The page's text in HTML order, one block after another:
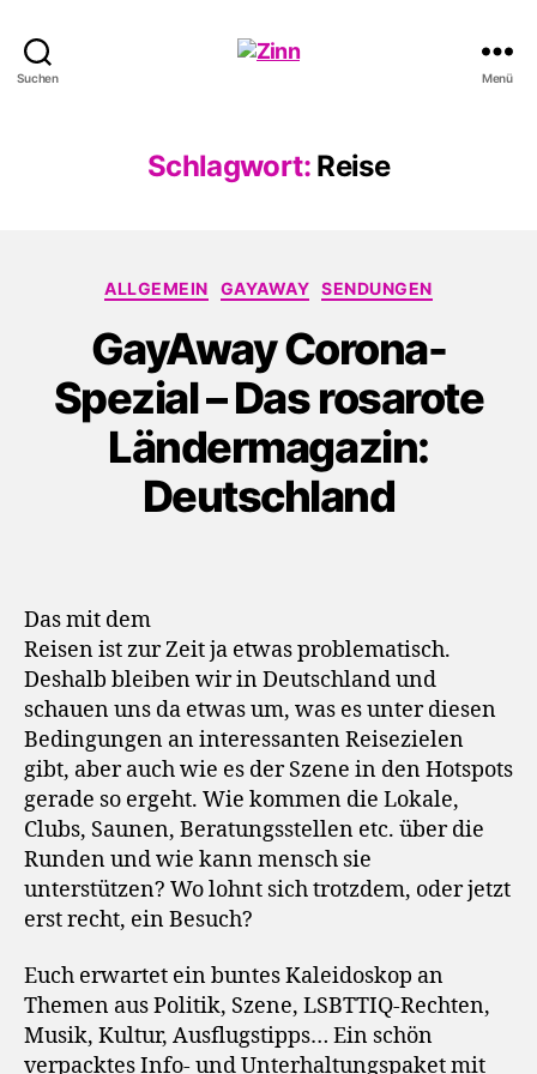
Suchen Menü
Schlagwort: Reise
Kategorien
ALLGEMEIN GAYAWAY SENDUNGEN
GayAway Corona-
Spezial – Das rosarote
Ländermagazin:
Deutschland
Das mit dem
Reisen ist zur Zeit ja etwas problematisch.
Deshalb bleiben wir in Deutschland und
schauen uns da etwas um, was es unter diesen
Bedingungen an interessanten Reisezielen
gibt, aber auch wie es der Szene in den Hotspots
gerade so ergeht. Wie kommen die Lokale,
Clubs, Saunen, Beratungsstellen etc. über die
Runden und wie kann mensch sie
unterstützen? Wo lohnt sich trotzdem, oder jetzt
erst recht, ein Besuch?
Euch erwartet ein buntes Kaleidoskop an
Themen aus Politik, Szene, LSBTTIQ-Rechten,
Musik, Kultur, Ausflugstipps… Ein schön
verpacktes Info- und Unterhaltungspaket mit